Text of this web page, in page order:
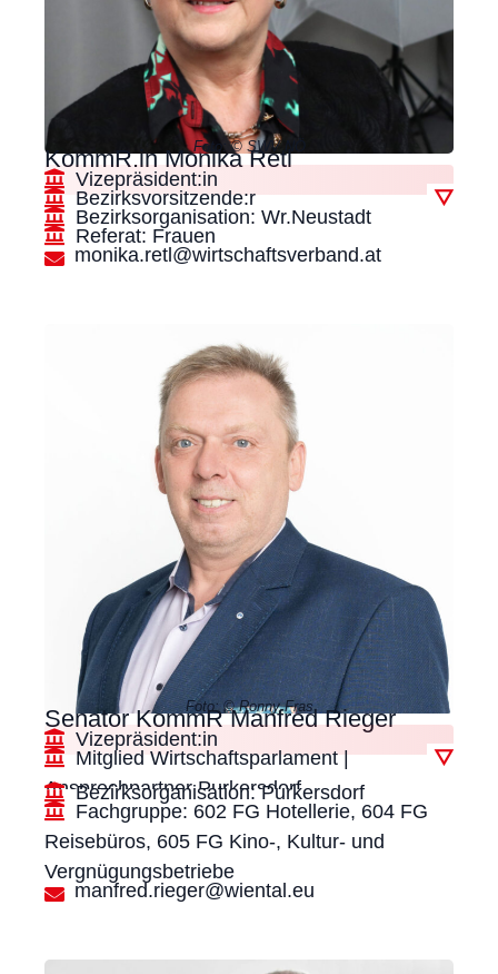
Foto: © SWV NÖ
KommR.in Monika Retl
Vizepräsident:in
Bezirksvorsitzende:r
▽
Bezirksorganisation: Wr.Neustadt
Referat: Frauen
monika.retl@wirtschaftsverband.at
Foto: © Ronny Fras
Senator KommR Manfred Rieger
Vizepräsident:in
Mitglied Wirtschaftsparlament |
Ansprechpartner Purkersdorf
▽
Bezirksorganisation: Purkersdorf
Fachgruppe: 602 FG Hotellerie, 604 FG
Reisebüros, 605 FG Kino-, Kultur- und
Vergnügungsbetriebe
manfred.rieger@wiental.eu